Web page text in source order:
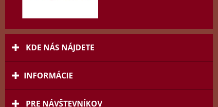
KDE NÁS NÁJDETE
INFORMÁCIE
PRE NÁVŠTEVNÍKOV